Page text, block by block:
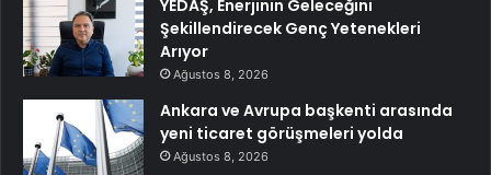
YEDAŞ, Enerjinin Geleceğini
Şekillendirecek Genç Yetenekleri
Arıyor
Ağustos 8, 2026
Ankara ve Avrupa başkenti arasında
yeni ticaret görüşmeleri yolda
Ağustos 8, 2026